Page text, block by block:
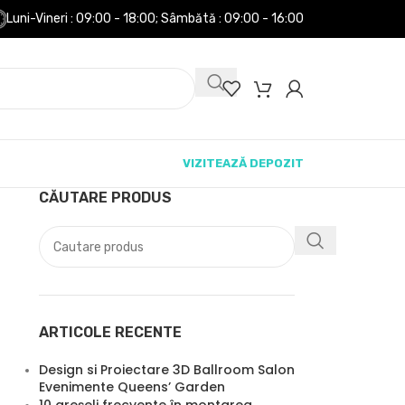
Luni-Vineri : 09:00 - 18:00; Sâmbătă : 09:00 - 16:00
VIZITEAZĂ DEPOZIT
CĂUTARE PRODUS
ARTICOLE RECENTE
Design si Proiectare 3D Ballroom Salon
Evenimente Queens’ Garden